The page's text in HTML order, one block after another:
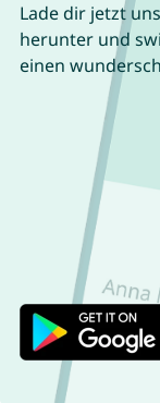
Lade dir jetzt
herunter und
einen